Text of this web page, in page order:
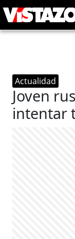
Actualidad
Joven
intentar